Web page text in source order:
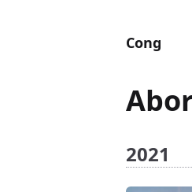
Cong
2021